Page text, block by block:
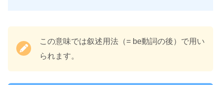
この意味では叙述用法（= be動詞の後）で用い
られます。